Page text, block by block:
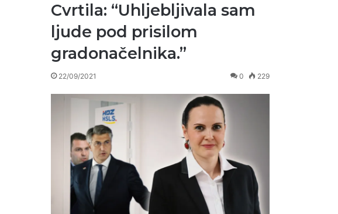
Cvrtila: “Uhljebljivala sam
ljude pod prisilom
gradonačelnika.”
22/09/2021 0 229